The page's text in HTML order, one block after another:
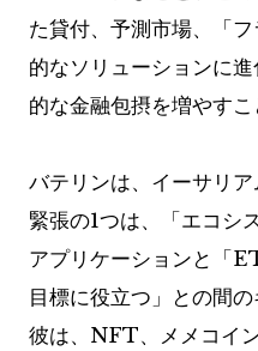
た貸付、予測市場、「
的なソリューションに
的な金融包摂を増やすこ
バテリンは、イーサリ
緊張の1つは、「エコシ
アプリケーションと「
目標に役立つ」との間の
彼は、NFT、メメコイ